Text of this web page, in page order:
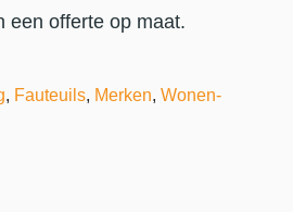
een offerte op maat.
, Fauteuils, Merken, Wonen-